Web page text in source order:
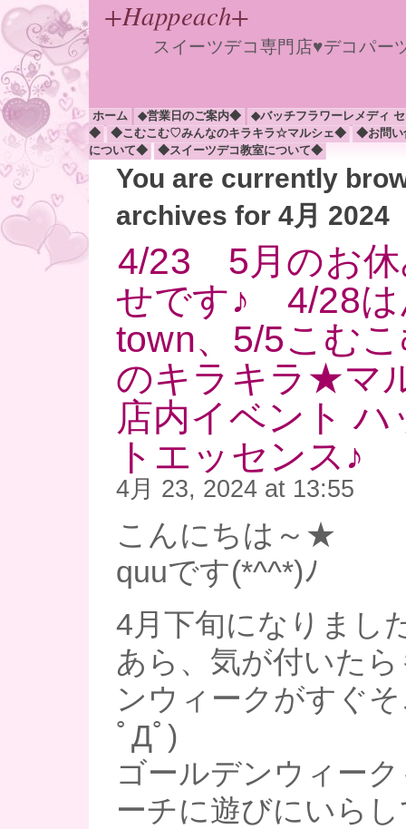
+Happeach+
スイーツデコ専門店♥デコパ
ホーム ◆営業日のご案内◆
◆バッチフラワーレメディ
◆
◆こむこむ♡みんなのキラキラ☆マルシェ◆
◆お問
について◆
◆スイーツデコ教室について◆
You are currently
archives for 4月 2024
4/23 5月のお休
せです♪ 4/28は
town、5/5こむ
のキラキラ★マ
店内イベント ハ
トエッセンス♪
4月 23, 2024 at 13:55
こんにちは～★
quuです(*^^*)ﾉ
4月下旬になりまし
あら、気が付いた
ンウィークがすぐ
ﾟДﾟ)
ゴールデンウィー
ーチに遊びにいら